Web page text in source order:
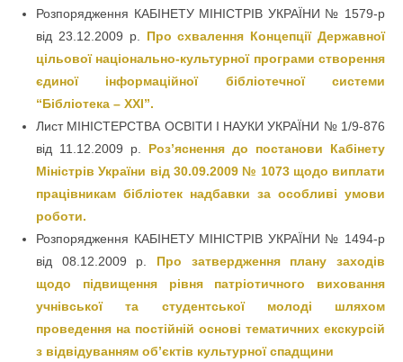
Розпорядження КАБІНЕТУ МІНІСТРІВ УКРАЇНИ № 1579-р
від 23.12.2009 р. Про схвалення Концепції Державної
цільової національно-культурної програми створення
єдиної інформаційної бібліотечної системи
“Бібліотека – XXI”.
Лист МІНІСТЕРСТВА ОСВІТИ І НАУКИ УКРАЇНИ № 1/9-876
від 11.12.2009 р. Роз’яснення до постанови Кабінету
Міністрів України від 30.09.2009 № 1073 щодо виплати
працівникам бібліотек надбавки за особливі умови
роботи.
Розпорядження КАБІНЕТУ МІНІСТРІВ УКРАЇНИ № 1494-р
від 08.12.2009 р. Про затвердження плану заходів
щодо підвищення рівня патріотичного виховання
учнівської та студентської молоді шляхом
проведення на постійній основі тематичних екскурсій
з відвідуванням об’єктів культурної спадщини